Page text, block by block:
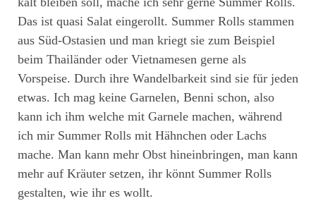
Das ist quasi Salat eingerollt. Summer Rolls stammen
aus Süd-Ostasien und man kriegt sie zum Beispiel
beim Thailänder oder Vietnamesen gerne als
Vorspeise. Durch ihre Wandelbarkeit sind sie für jeden
etwas. Ich mag keine Garnelen, Benni schon, also
kann ich ihm welche mit Garnele machen, während
ich mir Summer Rolls mit Hähnchen oder Lachs
mache. Man kann mehr Obst hineinbringen, man kann
mehr auf Kräuter setzen, ihr könnt Summer Rolls
gestalten, wie ihr es wollt.